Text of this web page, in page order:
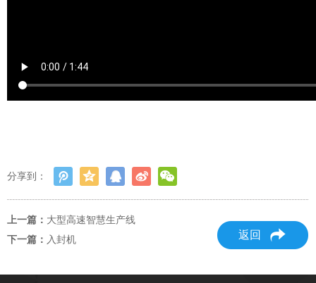
分享到：
上一篇： 大型高速智慧生产线
下一篇： 入封机 返回